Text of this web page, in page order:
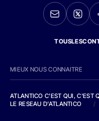
MIEUX NOUS CONNAITRE
ATLANTICO C'EST QUI, C'EST
LE RESEAU D'ATLANTICO
/